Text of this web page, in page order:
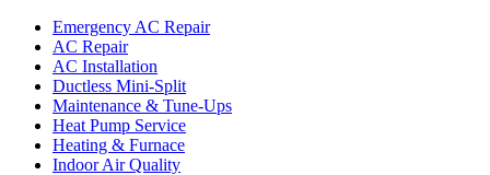
Emergency AC Repair
AC Repair
AC Installation
Ductless Mini-Split
Maintenance & Tune-Ups
Heat Pump Service
Heating & Furnace
Indoor Air Quality